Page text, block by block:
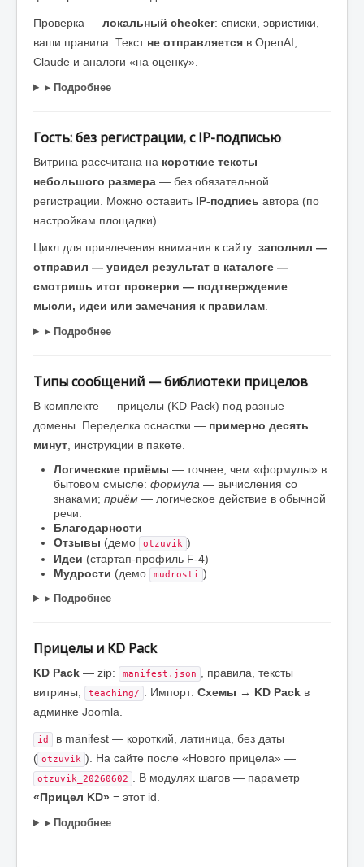
Проверка — локальный checker: списки, эвристики,
ваши правила. Текст не отправляется в OpenAI,
Claude и аналоги «на оценку».
▸ Подробнее
Гость: без регистрации, с IP-подписью
Витрина рассчитана на короткие тексты
небольшого размера — без обязательной
регистрации. Можно оставить IP-подпись автора (по
настройкам площадки).
Цикл для привлечения внимания к сайту: заполнил —
отправил — увидел результат в каталоге —
смотришь итог проверки — подтверждение
мысли, идеи или замечания к правилам
▸ Подробнее
Типы сообщений — библиотеки прицелов
В комплекте — прицелы (KD Pack) под разные
домены. Переделка оснастки — примерно десять
минут , инструкции в пакете.
Логические приёмы — точнее, чем «формулы» в
бытовом смысле: формула — вычисления со
знаками; приём — логическое действие в обычной
речи.
Благодарности
Отзывы (демо otzuvik )
Идеи (стартап-профиль F-4)
Мудрости (демо mudrosti )
▸ Подробнее
Прицелы и KD Pack
KD Pack — zip: manifest.json
, правила, тексты
витрины,
teaching/ . Импорт: Схемы → KD Pack в
админке Joomla.
id
в manifest — короткий, латиница, без даты
( otzuvik ). На сайте после «Нового прицела» —
otzuvik_20260602
. В модулях шагов — параметр
«Прицел KD» = этот id.
▸ Подробнее